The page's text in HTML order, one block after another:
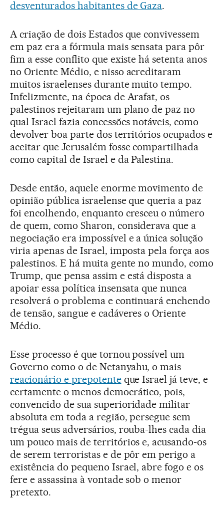
desventurados habitantes de Gaza.
A criação de dois Estados que convivessem
em paz era a fórmula mais sensata para pôr
fim a esse conflito que existe há setenta anos
no Oriente Médio, e nisso acreditaram
muitos israelenses durante muito tempo.
Infelizmente, na época de Arafat, os
palestinos rejeitaram um plano de paz no
qual Israel fazia concessões notáveis, como
devolver boa parte dos territórios ocupados e
aceitar que Jerusalém fosse compartilhada
como capital de Israel e da Palestina.
Desde então, aquele enorme movimento de
opinião pública israelense que queria a paz
foi encolhendo, enquanto cresceu o número
de quem, como Sharon, considerava que a
negociação era impossível e a única solução
viria apenas de Israel, imposta pela força aos
palestinos. E há muita gente no mundo, como
Trump, que pensa assim e está disposta a
apoiar essa política insensata que nunca
resolverá o problema e continuará enchendo
de tensão, sangue e cadáveres o Oriente
Médio.
Esse processo é que tornou possível um
Governo como o de Netanyahu, o mais
reacionário e prepotenteque Israel já teve, e
certamente o menos democrático, pois,
convencido de sua superioridade militar
absoluta em toda a região, persegue sem
trégua seus adversários, rouba-lhes cada dia
um pouco mais de territórios e, acusando-os
de serem terroristas e de pôr em perigo a
existência do pequeno Israel, abre fogo e os
fere e assassina à vontade sob o menor
pretexto.